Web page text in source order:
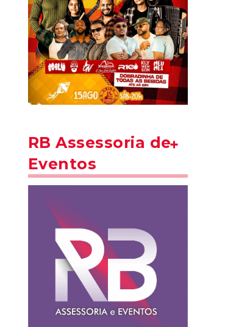
RB Assessoria de
Eventos